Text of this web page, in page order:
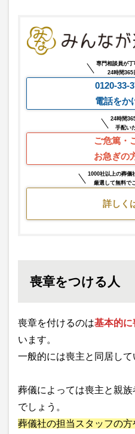
専門相談員が
24時間365
0120-33-
電話をか
24時間
手配い
ご危篤・
お急ぎの
1000社以上の葬儀
厳選して無料で
詳しく
喪章をつける人
喪章を付けるのは基本的に
います。
一般的には喪主と同居して
葬儀によっては喪主と親
でしょう。
葬儀社の担当スタッフの